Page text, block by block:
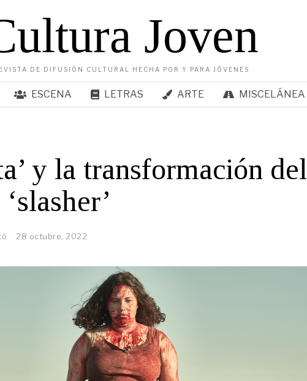
Joven
DE DIFUSIÓN CULTURAL HECHA POR Y PARA JÓVENES
ESCENA LETRAS ARTE MISCELÁNEA
y la transformación del
28 octubre, 2022